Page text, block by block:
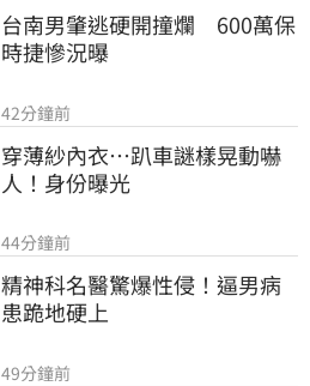
台南男肇逃硬開撞爛　600萬保
時捷慘況曝
42分鐘前
穿薄紗內衣…趴車謎樣晃動嚇
人！身份曝光
44分鐘前
精神科名醫驚爆性侵！逼男病
患跪地硬上
49分鐘前